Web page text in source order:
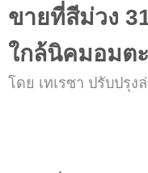
ขายที่สีม่วง
ใกล้นิคมอมต
โดย เทเรซา ปรับปรุง